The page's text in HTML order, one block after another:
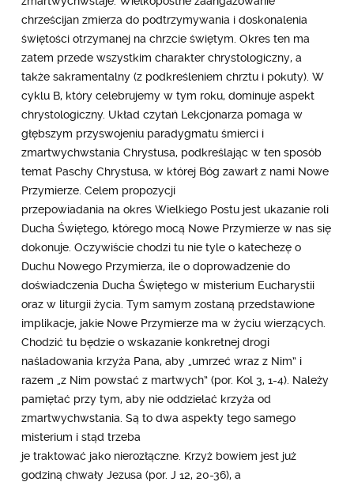
chrześcijan zmierza do podtrzymywania i doskonalenia
świętości otrzymanej na chrzcie świętym. Okres ten ma
zatem przede wszystkim charakter chrystologiczny, a
także sakramentalny (z podkreśleniem chrztu i pokuty). W
cyklu B, który celebrujemy w tym roku, dominuje aspekt
chrystologiczny. Układ czytań Lekcjonarza pomaga w
głębszym przyswojeniu paradygmatu śmierci i
zmartwychwstania Chrystusa, podkreślając w ten sposób
temat Paschy Chrystusa, w której Bóg zawarł z nami Nowe
Przymierze. Celem propozycji
przepowiadania na okres Wielkiego Postu jest ukazanie roli
Ducha Świętego, którego mocą Nowe Przymierze w nas się
dokonuje. Oczywiście chodzi tu nie tyle o katechezę o
Duchu Nowego Przymierza, ile o doprowadzenie do
doświadczenia Ducha Świętego w misterium Eucharystii
oraz w liturgii życia. Tym samym zostaną przedstawione
implikacje, jakie Nowe Przymierze ma w życiu wierzących.
Chodzić tu będzie o wskazanie konkretnej drogi
naśladowania krzyża Pana, aby „umrzeć wraz z Nim” i
razem „z Nim powstać z martwych” (por. Kol 3, 1-4). Należy
pamiętać przy tym, aby nie oddzielać krzyża od
zmartwychwstania. Są to dwa aspekty tego samego
misterium i stąd trzeba
je traktować jako nierozłączne. Krzyż bowiem jest już
godziną chwały Jezusa (por. J 12, 20-36), a